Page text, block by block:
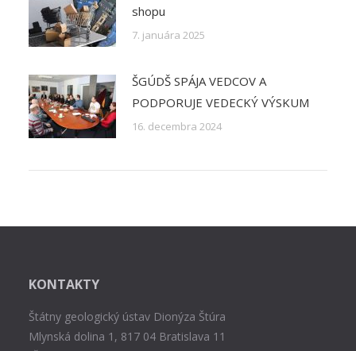
shopu
7. januára 2025
ŠGÚDŠ SPÁJA VEDCOV A
PODPORUJE VEDECKÝ VÝSKUM
16. decembra 2024
KONTAKTY
Štátny geologický ústav Dionýza Štúra
Mlynská dolina 1, 817 04 Bratislava 11